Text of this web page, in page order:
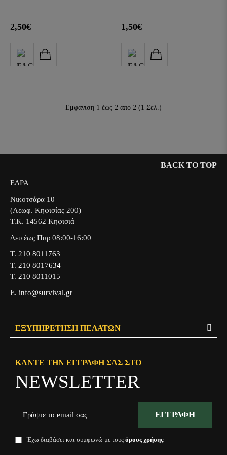
2,50€ 1,50€
Εμφάνιση 1 έως 2 από 2 (1 Σελ.)
BACK TO TOP
ΕΔΡΑ
Νικοτσάρα 10
(Λεωφ. Κηφισίας 200)
Τ.Κ. 14562 Κηφισιά
Δευ έως Παρ 08:00-16:00
Τ. 210 8011763
Τ. 210 8017634
Τ. 210 8011015
Ε. info@survival.gr
ΕΞΥΠΗΡΈΤΗΣΗ ΠΕΛΑΤΏΝ
ΚΆΝΤΕ ΤΗΝ ΕΓΓΡΑΦΉ ΣΑΣ ΣΤΟ
NEWSLETTER
ΕΓΓΡΑΦΉ
Έχω διαβάσει και συμφωνώ με τους όρους χρήσης